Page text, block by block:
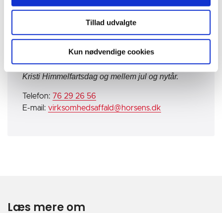
Tillad udvalgte
Kun nødvendige cookies
Mandag - fredag (alle hverdage)
Lukket: 1. maj, 2. pinsedag, 5. juni, fredagen efter
Kristi Himmelfartsdag og mellem jul og nytår.
Telefon: 76 29 26 56
E-mail: virksomhedsaffald@horsens.dk
Læs mere om